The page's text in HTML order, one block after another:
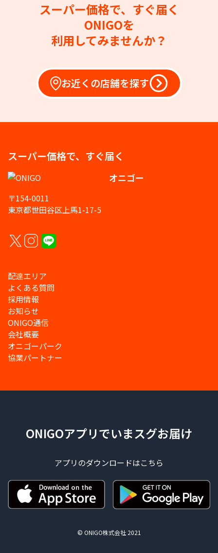
スーパー価格で、すぐ届く
ONIGOを
利用してみませんか？
お近くの店舗を探す
スーパー価格で、すぐ届く
オニゴー
〒154-0011
東京都世田谷区上馬1-17-5
配達エリア
よくある質問
採用情報
お知らせ
ONIGO通信
会社概要
オニゴーパーク
協業パートナー
ONIGOアプリでいまスグお届け
アプリのダウンロードはこちら
© ONIGO株式会社 2021